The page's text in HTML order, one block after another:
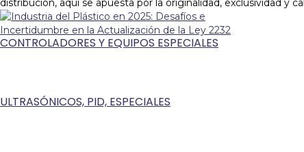
CONTROLADORES Y EQUIPOS ESPECIALES
ULTRASÓNICOS, PID, ESPECIALES
distribución, aquí se apuesta por la originalidad, exclusividad y